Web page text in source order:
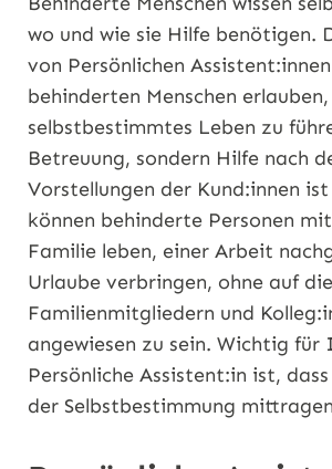
wo und wie sie Hilfe benötigen.
von Persönlichen
behinderten Menschen
selbstbestimmtes Leben zu
Betreuung, sondern Hilfe nach
Vorstellungen der Kund:innen
können behinderte Personen
Familie leben, einer Arbeit
Urlaube verbringen, ohne auf
Familienmitgliedern und
angewiesen zu sein. Wichtig für
Persönliche Assistent:in ist,
der Selbstbestimmung